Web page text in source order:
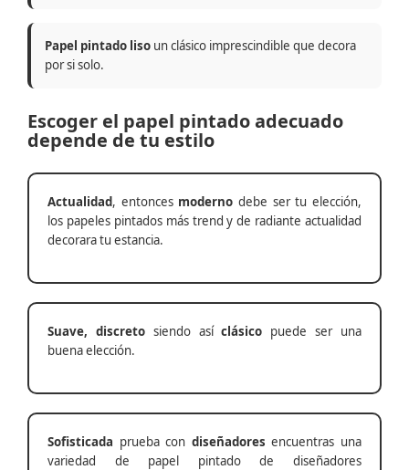
Papel pintado liso un clásico imprescindible que decora
por si solo.
Escoger el papel pintado adecuado
depende de tu estilo
Actualidad, entonces moderno debe ser tu elección,
los papeles pintados más trend y de radiante actualidad
decorara tu estancia.
Suave, discretosiendo asíclásico puede ser una
buena elección.
Sofisticada prueba con diseñadores encuentras una
variedad de papel pintado de diseñadores